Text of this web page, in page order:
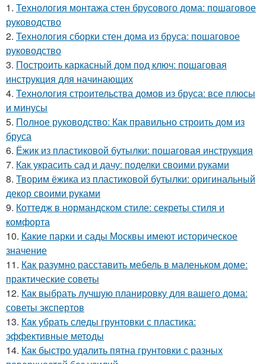
1. Технология монтажа стен брусового дома: пошаговое
руководство
2. Технология сборки стен дома из бруса: пошаговое
руководство
3. Построить каркасный дом под ключ: пошаговая
инструкция для начинающих
4. Технология строительства домов из бруса: все плюсы
и минусы
5. Полное руководство: Как правильно строить дом из
бруса
6. Ёжик из пластиковой бутылки: пошаговая инструкция
7. Как украсить сад и дачу: поделки своими руками
8. Творим ёжика из пластиковой бутылки: оригинальный
декор своими руками
9. Коттедж в нормандском стиле: секреты стиля и
комфорта
10. Какие парки и сады Москвы имеют историческое
значение
11. Как разумно расставить мебель в маленьком доме:
практические советы
12. Как выбрать лучшую планировку для вашего дома:
советы экспертов
13. Как убрать следы грунтовки с пластика:
эффективные методы
14. Как быстро удалить пятна грунтовки с разных